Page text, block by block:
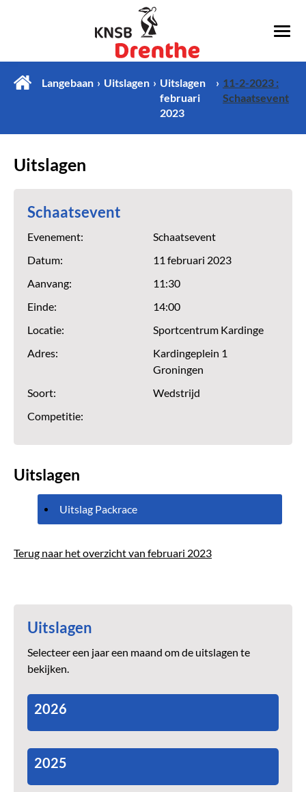
Langebaan Uitslagen
Uitslagen
februari
2023
11-2-2023 :
Schaatsevent
Uitslagen
Schaatsevent
Evenement:
Schaatsevent
Datum:
11 februari 2023
Aanvang:
11:30
Einde:
14:00
Locatie:
Sportcentrum Kardinge
Adres:
Kardingeplein 1
Groningen
Soort:
Wedstrijd
Competitie:
Uitslagen
Uitslag Packrace
Terug naar het overzicht van februari 2023
Uitslagen
Selecteer een jaar een maand om de uitslagen te
bekijken.
2026
2025